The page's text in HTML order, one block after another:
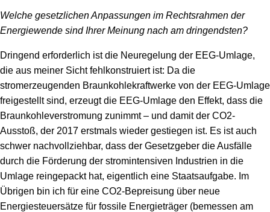
Welche gesetzlichen Anpassungen im Rechtsrahmen der
Energiewende sind Ihrer Meinung nach am dringendsten?
Dringend erforderlich ist die Neuregelung der EEG-Umlage,
die aus meiner Sicht fehlkonstruiert ist: Da die
stromerzeugenden Braunkohlekraftwerke von der EEG-Umlage
freigestellt sind, erzeugt die EEG-Umlage den Effekt, dass die
Braunkohleverstromung zunimmt – und damit der CO2-
Ausstoß, der 2017 erstmals wieder gestiegen ist. Es ist auch
schwer nachvollziehbar, dass der Gesetzgeber die Ausfälle
durch die Förderung der stromintensiven Industrien in die
Umlage reingepackt hat, eigentlich eine Staatsaufgabe. Im
Übrigen bin ich für eine CO2-Bepreisung über neue
Energiesteuersätze für fossile Energieträger (bemessen am